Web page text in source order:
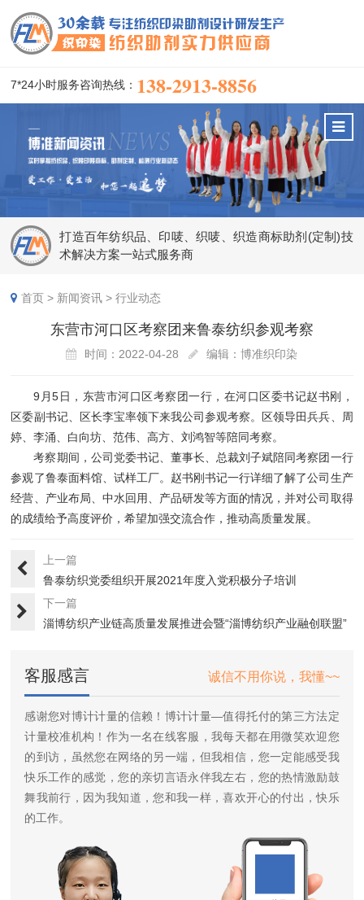
7*24小时服务咨询热线： 138-2913-8856
打造百年纺织品、印唛、织唛、织造商标助剂(定制)技
术解决方案一站式服务商
首页 > 新闻资讯 >行业动态
东营市河口区考察团来鲁泰纺织参观考察
时间：2022-04-28 编辑：博准织印染
9月5日，东营市河口区考察团一行，在河口区委书记赵书刚，
区委副书记、区长李宝率领下来我公司参观考察。区领导田兵兵、周
婷、李涌、白向坊、范伟、高方、刘鸿智等陪同考察。
考察期间，公司党委书记、董事长、总裁刘子斌陪同考察团一行
参观了鲁泰面料馆、试样工厂。赵书刚书记一行详细了解了公司生产
经营、产业布局、中水回用、产品研发等方面的情况，并对公司取得
的成绩给予高度评价，希望加强交流合作，推动高质量发展。
上一篇
鲁泰纺织党委组织开展2021年度入党积极分子培训
下一篇
淄博纺织产业链高质量发展推进会暨“淄博纺织产业融创联盟”
客服感言 诚信不用你说，我懂~~
感谢您对博计计量的信赖！博计计量—值得托付的第三方法定
计量校准机构！作为一名在线客服，我每天都在用微笑欢迎您
的到访，虽然您在网络的另一端，但我相信，您一定能感受我
快乐工作的感觉，您的亲切言语永伴我左右，您的热情激励鼓
舞我前行，因为我知道，您和我一样，喜欢开心的付出，快乐
的工作。